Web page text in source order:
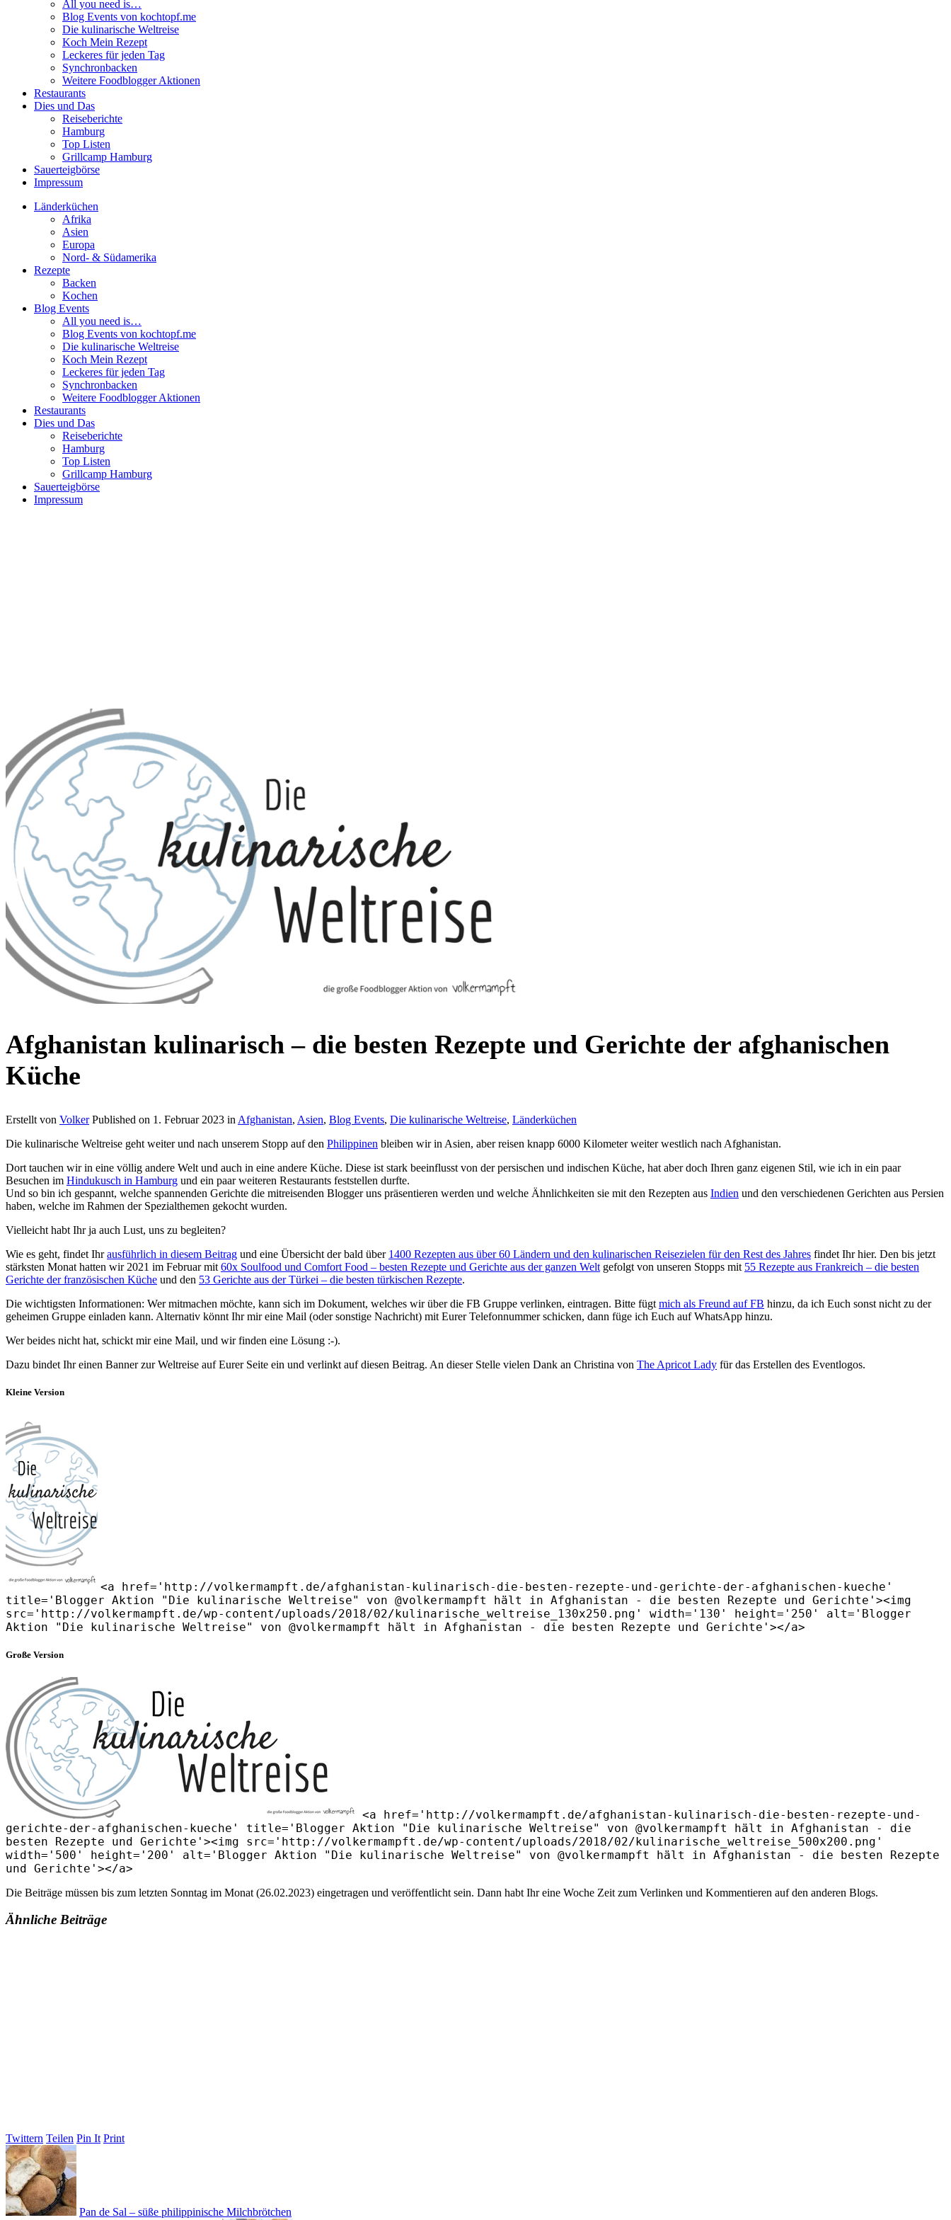
All you need is…
Blog Events von kochtopf.me
Die kulinarische Weltreise
Koch Mein Rezept
Leckeres für jeden Tag
Synchronbacken
Weitere Foodblogger Aktionen
Restaurants
Dies und Das
Reiseberichte
Hamburg
Top Listen
Grillcamp Hamburg
Sauerteigbörse
Impressum
Länderküchen
Afrika
Asien
Europa
Nord- & Südamerika
Rezepte
Backen
Kochen
Blog Events
All you need is…
Blog Events von kochtopf.me
Die kulinarische Weltreise
Koch Mein Rezept
Leckeres für jeden Tag
Synchronbacken
Weitere Foodblogger Aktionen
Restaurants
Dies und Das
Reiseberichte
Hamburg
Top Listen
Grillcamp Hamburg
Sauerteigbörse
Impressum
Afghanistan kulinarisch – die besten Rezepte und Gerichte der afghanischen
Küche
Erstellt von Volker Published on 1. Februar 2023 in Afghanistan, Asien, Blog Events, Die kulinarische Weltreise, Länderküchen
Die kulinarische Weltreise geht weiter und nach unserem Stopp auf den Philippinen bleiben wir in Asien, aber reisen knapp 6000 Kilometer weiter westlich nach Afghanistan.
Dort tauchen wir in eine völlig andere Welt und auch in eine andere Küche. Diese ist stark beeinflusst von der persischen und indischen Küche, hat aber doch Ihren ganz eigenen Stil, wie ich in ein paar
Besuchen im Hindukusch in Hamburg und ein paar weiteren Restaurants feststellen durfte.
Und so bin ich gespannt, welche spannenden Gerichte die mitreisenden Blogger uns präsentieren werden und welche Ähnlichkeiten sie mit den Rezepten aus Indien und den verschiedenen Gerichten aus Persien
haben, welche im Rahmen der Spezialthemen gekocht wurden.
Vielleicht habt Ihr ja auch Lust, uns zu begleiten?
Wie es geht, findet Ihrausführlich in diesem Beitrag und eine Übersicht der bald über 1400 Rezepten aus über 60 Ländern und den kulinarischen Reisezielen für den Rest des Jahres findet Ihr hier. Den bis jetzt
stärksten Monat hatten wir 2021 im Februar mit 60x Soulfood und Comfort Food – besten Rezepte und Gerichte aus der ganzen Welt gefolgt von unseren Stopps mit 55 Rezepte aus Frankreich – die besten
Gerichte der französischen Küche und den 53 Gerichte aus der Türkei – die besten türkischen Rezepte.
Die wichtigsten Informationen: Wer mitmachen möchte, kann sich im Dokument, welches wir über die FB Gruppe verlinken, eintragen. Bitte fügt mich als Freund auf FB hinzu, da ich Euch sonst nicht zu der
geheimen Gruppe einladen kann. Alternativ könnt Ihr mir eine Mail (oder sonstige Nachricht) mit Eurer Telefonnummer schicken, dann füge ich Euch auf WhatsApp hinzu.
Wer beides nicht hat, schickt mir eine Mail, und wir finden eine Lösung :-).
Dazu bindet Ihr einen Banner zur Weltreise auf Eurer Seite ein und verlinkt auf diesen Beitrag. An dieser Stelle vielen Dank an Christina von The Apricot Lady für das Erstellen des Eventlogos.
Kleine Version
<a href='http://volkermampft.de/afghanistan-kulinarisch-die-besten-rezepte-und-gerichte-der-afghanischen-kueche'
title='Blogger Aktion "Die kulinarische Weltreise" von @volkermampft hält in Afghanistan - die besten Rezepte und Gerichte'><img
src='http://volkermampft.de/wp-content/uploads/2018/02/kulinarische_weltreise_130x250.png' width='130' height='250' alt='Blogger
Aktion "Die kulinarische Weltreise" von @volkermampft hält in Afghanistan - die besten Rezepte und Gerichte'></a>
Große Version
<a href='http://volkermampft.de/afghanistan-kulinarisch-die-besten-rezepte-und-
gerichte-der-afghanischen-kueche' title='Blogger Aktion "Die kulinarische Weltreise" von @volkermampft hält in Afghanistan - die
besten Rezepte und Gerichte'><img src='http://volkermampft.de/wp-content/uploads/2018/02/kulinarische_weltreise_500x200.png'
width='500' height='200' alt='Blogger Aktion "Die kulinarische Weltreise" von @volkermampft hält in Afghanistan - die besten Rezepte
und Gerichte'></a>
Die Beiträge müssen bis zum letzten Sonntag im Monat (26.02.2023) eingetragen und veröffentlicht sein. Dann habt Ihr eine Woche Zeit zum Verlinken und Kommentieren auf den anderen Blogs.
Ähnliche Beiträge
Twittern Teilen Pin It Print
Pan de Sal – süße philippinische Milchbrötchen